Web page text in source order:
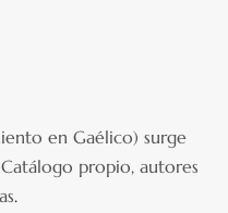
en Gaélico) surge
Catálogo propio, autores
.